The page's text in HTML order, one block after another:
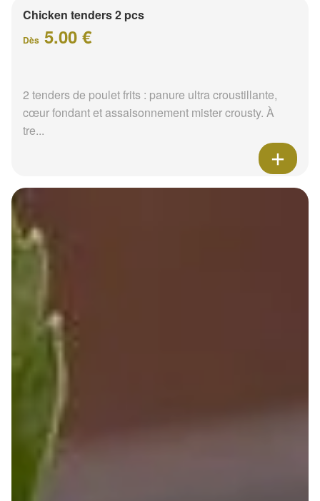
Chicken tenders 2 pcs
Dès 5.00 €
2 tenders de poulet frits : panure ultra croustillante,
cœur fondant et assaisonnement mister crousty. À
tre...